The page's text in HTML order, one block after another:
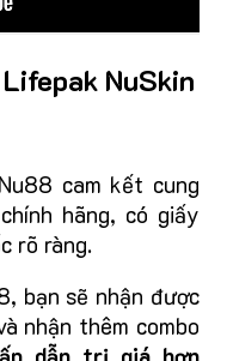
NuSkin
Nu88 cam kết cung
hãng, có giấy
rõ ràng.
bạn sẽ nhận được
nhận thêm combo